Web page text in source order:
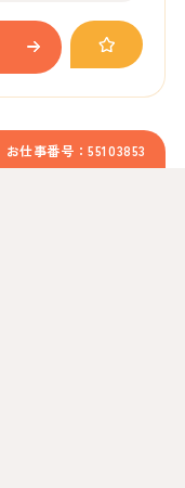
お仕事番号：55103853